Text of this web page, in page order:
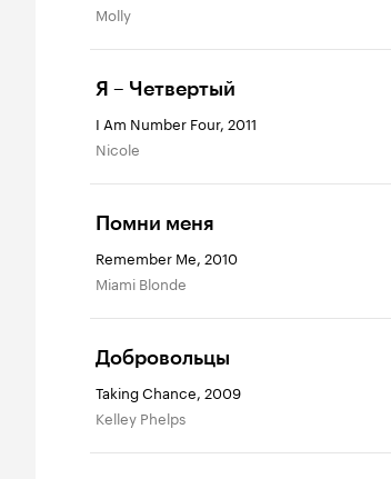
Molly
Я – Четвертый
I Am Number Four, 2011
Nicole
Помни меня
Remember Me, 2010
Miami Blonde
Добровольцы
Taking Chance, 2009
Kelley Phelps